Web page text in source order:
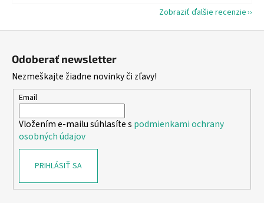
Zobraziť ďalšie recenzie
Odoberať newsletter
Nezmeškajte žiadne novinky či zľavy!
Email
Vložením e-mailu súhlasíte s podmienkami ochrany
osobných údajov
PRIHLÁSIŤ SA